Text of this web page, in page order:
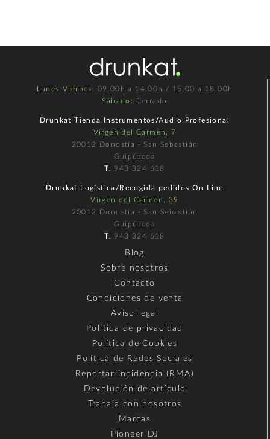
Lunes-Viernes : 09.00h a 14.00h / 15.00 a 18.00h
Sábado : Cerrado
Drunkat Tienda Instrumentos/Audio Profesional
Virgen del Carmen, 7
20012 Donostia - San Sebastián
Guipúzcoa
T. 943 324 618
Drunkat Logística/Recogida pedidos On Line
Virgen del Carmen, 39
20012 Donostia - San Sebastián
Guipúzcoa
T. 943 324 618
Blog
Sobre nosotros
Contacto
Condiciones de venta
Aviso legal
Política de privacidad
Política de Cookies
Política de Redes Sociales
Reportar incidencia (RMA)
Devolución de artículo
Trabaja con nosotros
Marcas
Pioneer DJ